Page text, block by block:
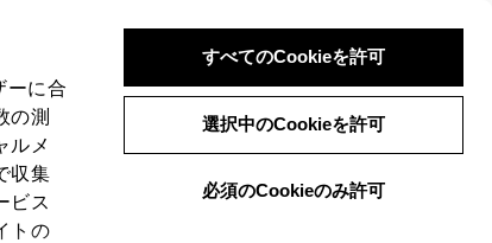
ーに合
の測
ルメ
収集
ビス
トの
すべてのCookieを許可
選択中のCookieを許可
必須のCookieのみ許可
ログイン 検索 メニュー